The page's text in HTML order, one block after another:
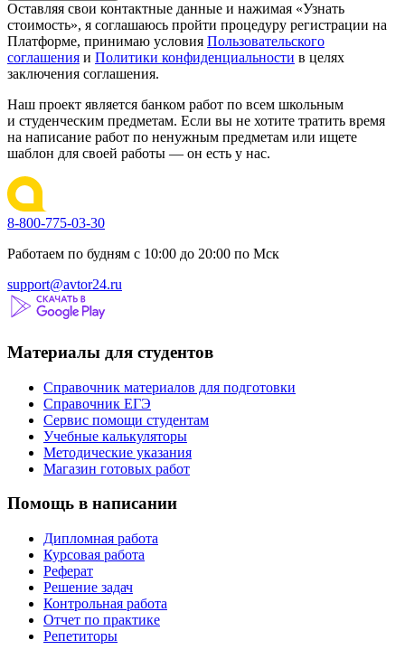
Оставляя свои контактные данные и нажимая «Узнать
стоимость», я соглашаюсь пройти процедуру регистрации на
Платформе, принимаю условия Пользовательского
соглашения и Политики конфиденциальности в целях
заключения соглашения.
Наш проект является банком работ по всем школьным
и студенческим предметам. Если вы не хотите тратить время
на написание работ по ненужным предметам или ищете
шаблон для своей работы — он есть у нас.
8-800-775-03-30
Работаем по будням с 10:00 до 20:00 по Мск
support@avtor24.ru
Материалы для студентов
Справочник материалов для подготовки
Справочник ЕГЭ
Сервис помощи студентам
Учебные калькуляторы
Методические указания
Магазин готовых работ
Помощь в написании
Дипломная работа
Курсовая работа
Реферат
Решение задач
Контрольная работа
Отчет по практике
Репетиторы